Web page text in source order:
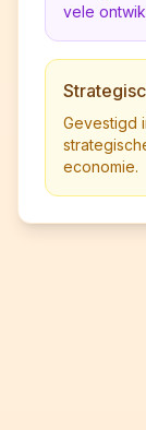
vele
Gevestigd
economie.